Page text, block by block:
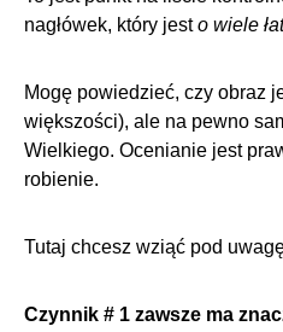
nagłówek, który jesto wiele
Mogę powiedzieć, czy obraz
większości), ale na pewno
Wielkiego. Ocenianie jest
robienie.
Tutaj chcesz wziąć pod
Czynnik # 1 zawsze ma